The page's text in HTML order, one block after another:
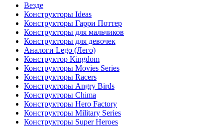
Везде
Конструкторы Ideas
Конструкторы Гарри Поттер
Конструкторы для мальчиков
Конструкторы для девочек
Аналоги Lego (Лего)
Конструктор Kingdom
Конструкторы Movies Series
Конструкторы Racers
Конструкторы Angry Birds
Конструкторы Chima
Конструкторы Hero Factory
Конструкторы Military Series
Конструкторы Super Heroes